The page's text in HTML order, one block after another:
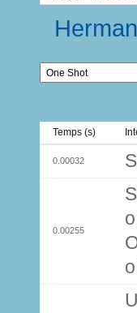
Temps (s)
0.00032
0.00255